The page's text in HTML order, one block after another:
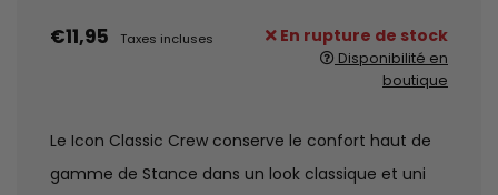
€11,95 Taxes incluses En rupture de stock
Disponibilité en
boutique
Le Icon Classic Crew conserve le confort haut de
gamme de Stance dans un look classique et uni